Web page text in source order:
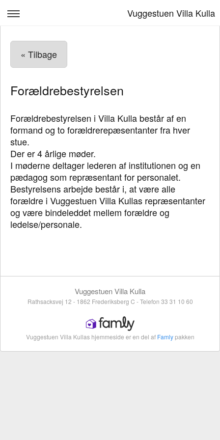
Vuggestuen Villa Kulla
Personale
Om os
Kontakt, venteliste
FAQ til Villa Kulla
Log ind
« Tilbage
Forældrebestyrelsen
Forældrebestyrelsen i Villa Kulla består af en
formand og to forældrerepæsentanter fra hver
stue.
Der er 4 årlige møder.
I møderne deltager lederen af institutionen og en
pædagog som repræsentant for personalet.
Bestyrelsens arbejde består i, at være alle
forældre i Vuggestuen Villa Kullas repræsentanter
og være bindeleddet mellem forældre og
ledelse/personale.
Vuggestuen Villa Kulla
Rathsacksvej 12 - 1862 Frederiksberg C - Telefon 33 31 10 60
Vuggestuen Villa Kullas hjemmeside er en del af Famlypakken